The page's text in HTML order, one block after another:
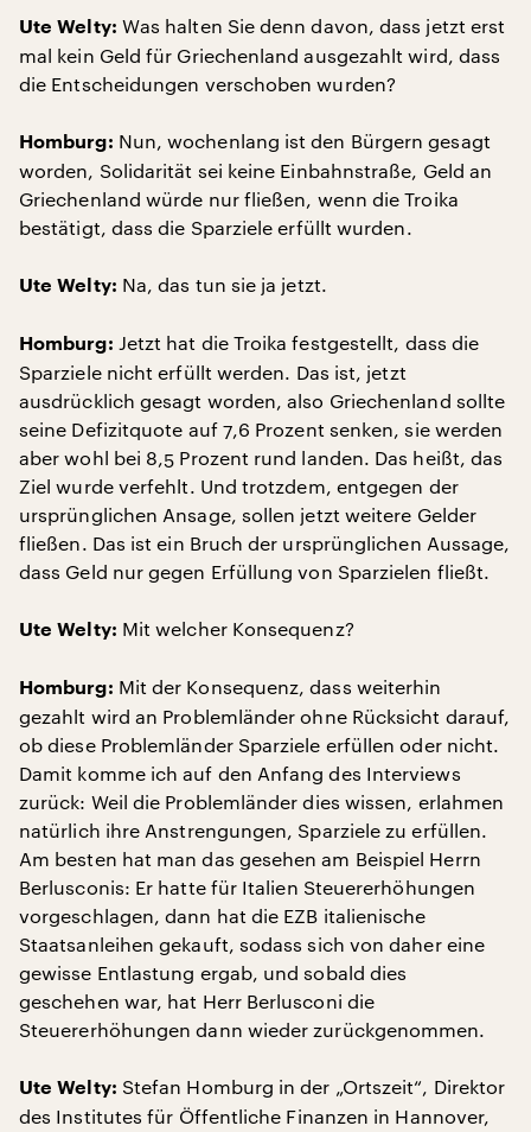
Ute Welty: Was halten Sie denn davon, dass jetzt erst
mal kein Geld für Griechenland ausgezahlt wird, dass
die Entscheidungen verschoben wurden?
Homburg: Nun, wochenlang ist den Bürgern gesagt
worden, Solidarität sei keine Einbahnstraße, Geld an
Griechenland würde nur fließen, wenn die Troika
bestätigt, dass die Sparziele erfüllt wurden.
Ute Welty: Na, das tun sie ja jetzt.
Homburg: Jetzt hat die Troika festgestellt, dass die
Sparziele nicht erfüllt werden. Das ist, jetzt
ausdrücklich gesagt worden, also Griechenland sollte
seine Defizitquote auf 7,6 Prozent senken, sie werden
aber wohl bei 8,5 Prozent rund landen. Das heißt, das
Ziel wurde verfehlt. Und trotzdem, entgegen der
ursprünglichen Ansage, sollen jetzt weitere Gelder
fließen. Das ist ein Bruch der ursprünglichen Aussage,
dass Geld nur gegen Erfüllung von Sparzielen fließt.
Ute Welty: Mit welcher Konsequenz?
Homburg: Mit der Konsequenz, dass weiterhin
gezahlt wird an Problemländer ohne Rücksicht darauf,
ob diese Problemländer Sparziele erfüllen oder nicht.
Damit komme ich auf den Anfang des Interviews
zurück: Weil die Problemländer dies wissen, erlahmen
natürlich ihre Anstrengungen, Sparziele zu erfüllen.
Am besten hat man das gesehen am Beispiel Herrn
Berlusconis: Er hatte für Italien Steuererhöhungen
vorgeschlagen, dann hat die EZB italienische
Staatsanleihen gekauft, sodass sich von daher eine
gewisse Entlastung ergab, und sobald dies
geschehen war, hat Herr Berlusconi die
Steuererhöhungen dann wieder zurückgenommen.
Ute Welty: Stefan Homburg in der „Ortszeit“, Direktor
des Institutes für Öffentliche Finanzen in Hannover,